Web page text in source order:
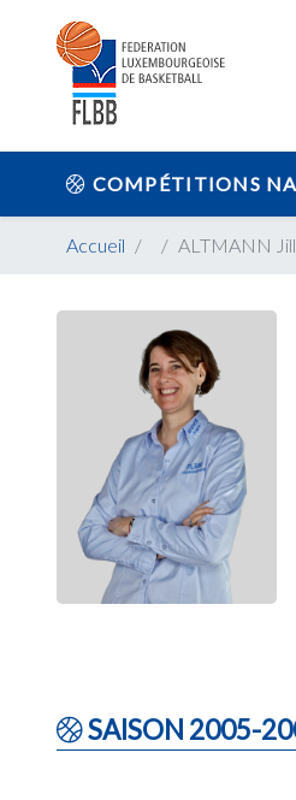
COMPÉTITIONS
Accueil ALTMANN Jill
SAISON 2005-